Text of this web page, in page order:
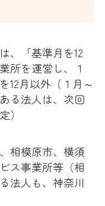
、「基準月を12
所を運営し、１
12月以外（１月～
る法人は、次回
）
相模原市、横須
ス事業所等（相
法人も、神奈川